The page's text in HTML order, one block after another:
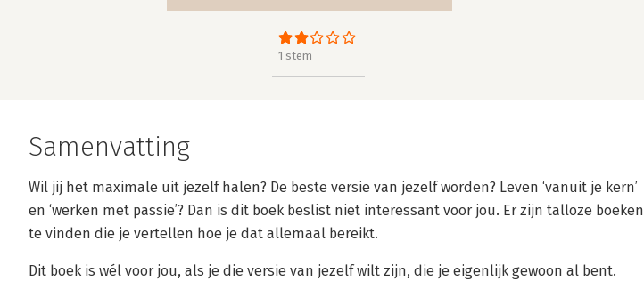
1 stem
Samenvatting
Wil jij het maximale uit jezelf halen? De beste versie van jezelf worden? Leven ‘vanuit je kern’
en ‘werken met passie’? Dan is dit boek beslist niet interessant voor jou. Er zijn talloze boeken
te vinden die je vertellen hoe je dat allemaal bereikt.
Dit boek is wél voor jou, als je die versie van jezelf wilt zijn, die je eigenlijk gewoon al bent.